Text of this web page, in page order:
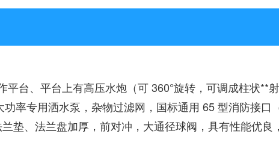
台、平台上有高压水炮（可 360°旋转，可调成柱状**
率专用洒水泵，杂物过滤网，国标通用 65 型消防接
垫、法兰盘加厚，前对冲，大通径球阀，具有性能优